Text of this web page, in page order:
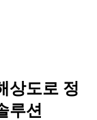
상도로 정
루션